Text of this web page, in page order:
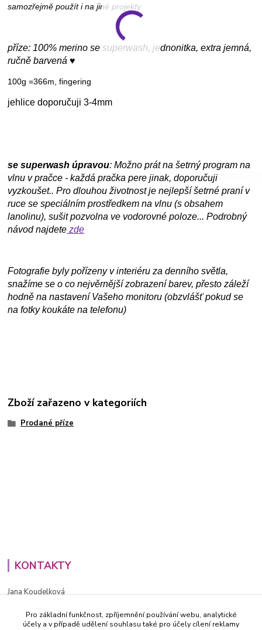
samozřejmě použít i na jiné projekty
příze: 100% merino se superwash, jednonitka, extra jemná,
ručně barvená ♥
100g =366m, fingering
jehlice doporučuji 3-4mm
se superwash úpravou: Možno prát na šetrný program na
vlnu v pračce - každá pračka pere jinak, doporučuji
vyzkoušet.. Pro dlouhou životnost je nejlepší šetrné praní v
ruce se speciálním prostředkem na vlnu (s obsahem
lanolinu), sušit pozvolna ve vodorovné poloze... Podrobný
návod najdete zde
Fotografie byly pořízeny v interiéru za denního světla,
snažíme se o co nejvěrnější zobrazení barev, přesto záleží
hodně na nastavení Vašeho monitoru (obzvlášť pokud se
na fotky koukáte na telefonu)
Zboží zařazeno v kategoriích
Prodané příze
KONTAKTY
Jana Koudelková
PO - PÁ (8-16h)
Pro základní funkčnost, zpříjemnění používání webu, analytické
účely a v případě udělení souhlasu také pro účely cílení reklamy